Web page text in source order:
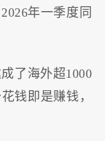
年一季度同
了海外超1000
钱即是赚钱，